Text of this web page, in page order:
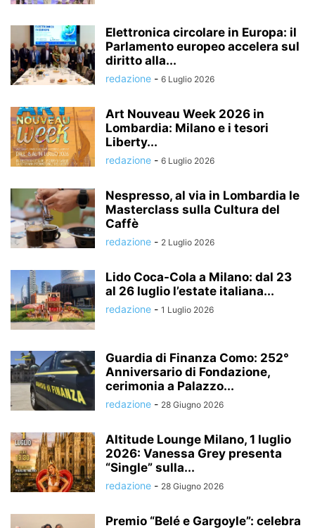
Elettronica circolare in Europa: il
Parlamento europeo accelera sul
diritto alla...
redazione - 6 Luglio 2026
Art Nouveau Week 2026 in
Lombardia: Milano e i tesori
Liberty...
redazione - 6 Luglio 2026
Nespresso, al via in Lombardia le
Masterclass sulla Cultura del
Caffè
redazione - 2 Luglio 2026
Lido Coca-Cola a Milano: dal 23
al 26 luglio l’estate italiana...
redazione - 1 Luglio 2026
Guardia di Finanza Como: 252°
Anniversario di Fondazione,
cerimonia a Palazzo...
redazione - 28 Giugno 2026
Altitude Lounge Milano, 1 luglio
2026: Vanessa Grey presenta
“Single” sulla...
redazione - 28 Giugno 2026
Premio “Belé e Gargoyle”: celebra